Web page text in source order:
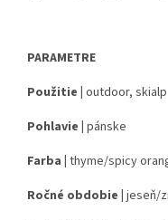
PARAMETRE
Použitie | outdoor, skialp
Pohlavie | pánske
Farba | thyme/spicy
Ročné obdobie | jeseň/